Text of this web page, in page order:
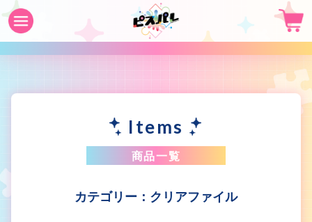
Items
商品一覧
クリアファイル